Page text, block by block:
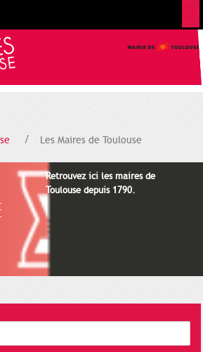
Les Maires de Toulouse
Retrouvez ici les maires de
Toulouse depuis 1790.
sur les cookies